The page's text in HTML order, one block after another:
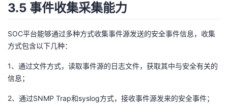
3.5 事件收集采集能力
SOC平台能够通过多种方式收集事件源发送的安全事件信息，收集
方式包含以下几种：
1、通过文件方式，读取事件源的日志文件，获取其中与安全有关的
信息；
2、通过SNMP Trap和syslog方式，接收事件源发来的安全事件；